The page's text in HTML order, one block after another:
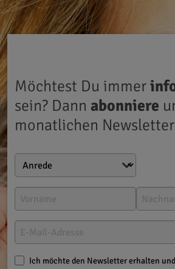
Möchtest Du immer
sein? Dann abonniere
monatlichen Newsletter
Ich möchte den Newsletter erhalten